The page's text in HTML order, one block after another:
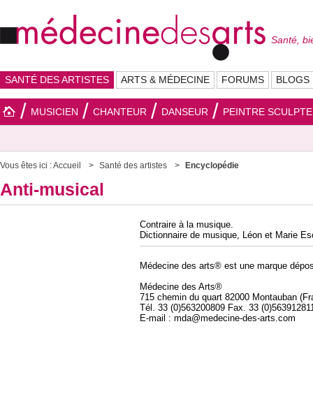
Santé,
SANTÉ DES ARTISTES ARTS & MÉDECINE FORUMS BLOGS
MUSICIEN CHANTEUR DANSEUR PEINTRE
Vous êtes ici :Accueil Santé des artistes Encyclopédie
Anti-musical
Contraire à la musique.
Dictionnaire de musique, Léon et Marie
Médecine des arts® est une marque
Médecine des Arts®
715 chemin du quart 82000 Montauban
Tél. 33 (0)563200809 Fax. 33
E-mail : mda@medecine-des-arts.com